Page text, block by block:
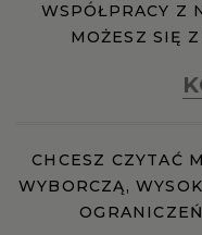
WSPÓŁPRACY Z
MOŻESZ SIĘ
CHCESZ CZYTAĆ
WYBORCZĄ,